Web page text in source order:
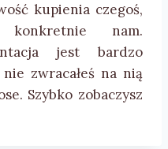
kupienia czegoś,
nam.
jest bardzo
zwracałeś na nią
Szybko zobaczysz